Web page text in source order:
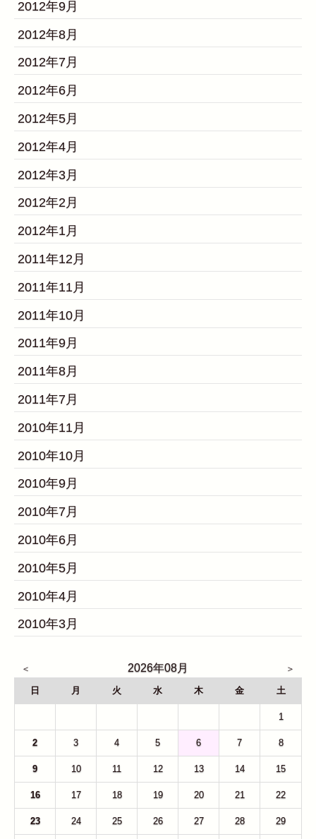
2012年9月
2012年8月
2012年7月
2012年6月
2012年5月
2012年4月
2012年3月
2012年2月
2012年1月
2011年12月
2011年11月
2011年10月
2011年9月
2011年8月
2011年7月
2010年11月
2010年10月
2010年9月
2010年7月
2010年6月
2010年5月
2010年4月
2010年3月
2026年08月
日 月 火 水 木 金 土
1
2 3 4 5 6 7 8
9 10 11 12 13 14 15
16 17 18 19 20 21 22
23 24 25 26 27 28 29